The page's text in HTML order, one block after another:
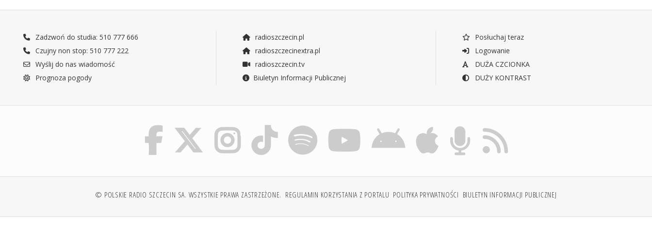
Zadzwoń do studia: 510 777 666
Czujny non stop: 510 777 222
Wyślij do nas wiadomość
Prognoza pogody
radioszczecin.pl
radioszczecinextra.pl
radioszczecin.tv
Biuletyn Informacji Publicznej
Posłuchaj teraz
Logowanie
DUŻA CZCIONKA
DUŻY KONTRAST
© POLSKIE RADIO SZCZECIN SA. WSZYSTKIE PRAWA ZASTRZEŻONE. REGULAMIN KORZYSTANIA Z PORTALU POLITYKA PRYWATNOŚCI BIULETYN INFORMACJI PUBLICZNEJ